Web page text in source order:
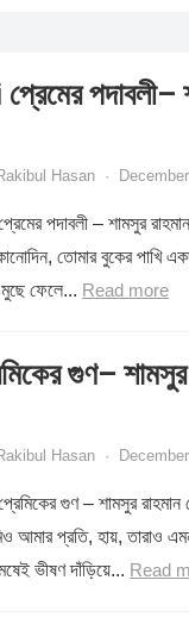
পদাবলী–
Hasan ·
পদাবলী – শামসুর
তোমার বুকের পাখি
ফেলে... Read more
গুণ–
Hasan ·
গুণ – শামসুর
আমার প্রতি, হায়, তারাও
ভীষণ দাঁড়িয়ে... Read